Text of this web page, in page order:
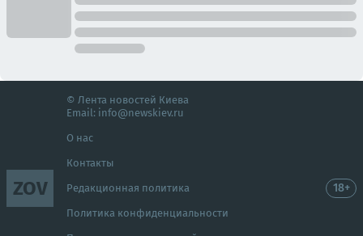
ZOV
© Лента новостей Киева
Email: info@newskiev.ru
О нас
Контакты
Редакционная политика
Политика конфиденциальности
18+